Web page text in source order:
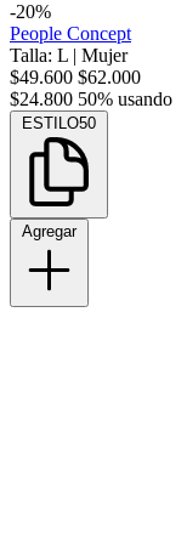
-20%
People Concept
Talla: L | Mujer
$49.600 $62.000
$24.800 50% usando
ESTILO50
Agregar